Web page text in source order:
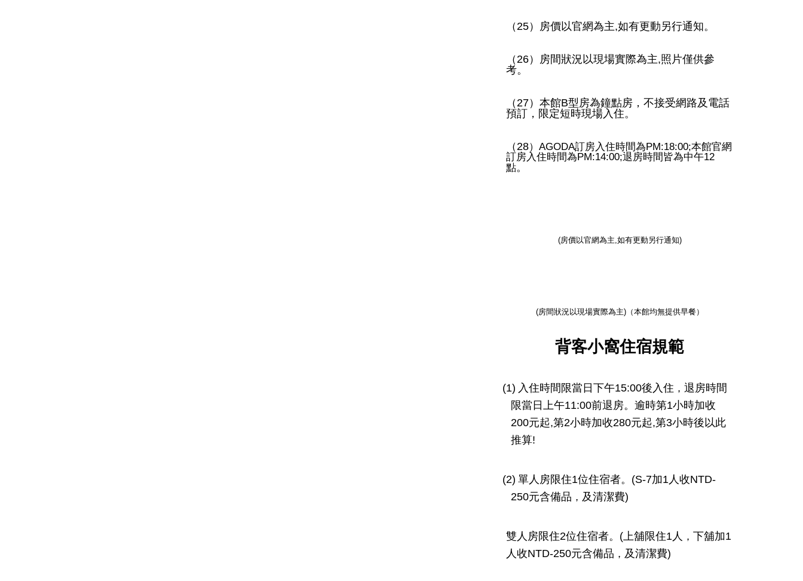
（25）房價以官網為主,如有更動另行通知。
（26）房間狀況以現場實際為主,照片僅供參
考。
（27）本館B型房為鐘點房，不接受網路及電話
預訂，限定短時現場入住。
（28） AGODA訂房入住時間為PM:18:00;本館官網
訂房入住時間為PM:14:00;退房時間皆為中午12
點。
(房價以官網為主,如有更動另行通知)
(房間狀況以現場實際為主)（本館均無提供早餐）
背客小窩住宿規範
(1) 入住時間限當日下午15:00後入住 ， 退房時間
限當日上午11:00前退房。逾時第1小時加收
200元起,第2小時加收280元起,第3小時後以此
推算!
(2) 單人房限住1位住宿者。 (S-7加1人收NTD-
250元含備品 ， 及清潔費)
雙人房限住2位住宿者。 (上舖限住1人 ， 下舖加1
人收NTD-250元含備品 ， 及清潔費)